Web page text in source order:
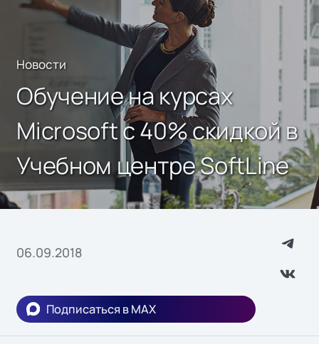
Новости
Обучение на курсах
Microsoft с 40% скидкой в
Учебном центре SoftLine
06.09.2018
Подписаться в MAX